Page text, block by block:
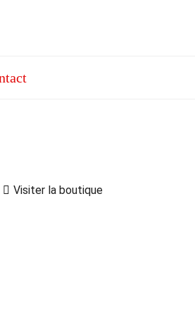
Visiter la boutique